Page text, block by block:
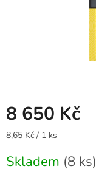
8 650 Kč
Měrná
8,65 Kč / 1 ks
Skladem (8 ks)